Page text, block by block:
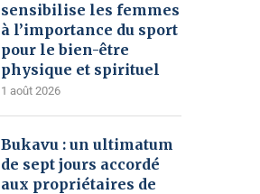
sensibilise les femmes
à l’importance du sport
pour le bien-être
physique et spirituel
1 août 2026
Bukavu : un ultimatum
de sept jours accordé
aux propriétaires de